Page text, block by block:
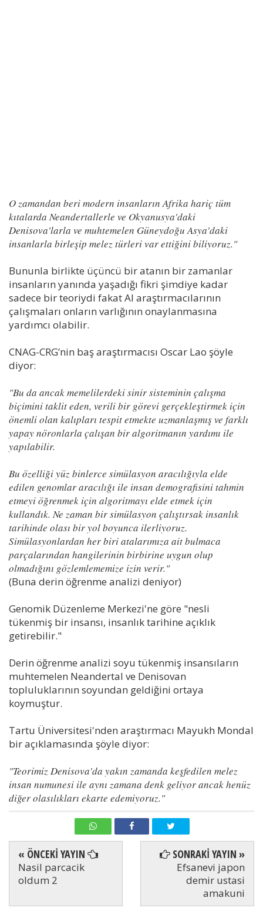
O zamandan beri modern insanların Afrika hariç tüm
kıtalarda Neandertallerle ve Okyanusya'daki
Denisova'larla ve muhtemelen Güneydoğu Asya'daki
insanlarla birleşip melez türleri var ettiğini biliyoruz."
Bununla birlikte üçüncü bir atanın bir zamanlar
insanların yanında yaşadığı fikri şimdiye kadar
sadece bir teoriydi fakat AI araştırmacılarının
çalışmaları onların varlığının onaylanmasına
yardımcı olabilir.
CNAG-CRG’nin baş araştırmacısı Oscar Lao şöyle
diyor:
"Bu da ancak memelilerdeki sinir sisteminin çalışma
biçimini taklit eden, verili bir görevi gerçekleştirmek için
önemli olan kalıpları tespit etmekte uzmanlaşmış ve farklı
yapay nöronlarla çalışan bir algoritmanın yardımı ile
yapılabilir.
Bu özelliği yüz binlerce simülasyon aracılığıyla elde
edilen genomlar aracılığı ile insan demografisini tahmin
etmeyi öğrenmek için algoritmayı elde etmek için
kullandık. Ne zaman bir simülasyon çalıştırsak insanlık
tarihinde olası bir yol boyunca ilerliyoruz.
Simülasyonlardan her biri atalarımıza ait bulmaca
parçalarından hangilerinin birbirine uygun olup
olmadığını gözlemlememize izin verir."
(Buna derin öğrenme analizi deniyor)
Genomik Düzenleme Merkezi'ne göre "nesli
tükenmiş bir insansı, insanlık tarihine açıklık
getirebilir."
Derin öğrenme analizi soyu tükenmiş insansıların
muhtemelen Neandertal ve Denisovan
topluluklarının soyundan geldiğini ortaya
koymuştur.
Tartu Üniversitesi'nden araştırmacı Mayukh Mondal
bir açıklamasında şöyle diyor:
"Teorimiz Denisova'da yakın zamanda keşfedilen melez
insan numunesi ile aynı zamana denk geliyor ancak henüz
diğer olasılıkları ekarte edemiyoruz."
« ÖNCEKİ YAYIN
Nasil parcacik
oldum 2
SONRAKİ YAYIN »
Efsanevi japon
demir ustasi
amakuni